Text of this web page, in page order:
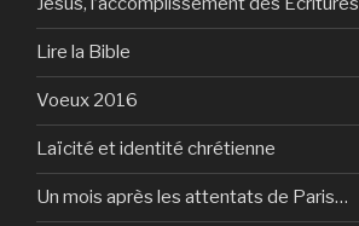
Lire la Bible
Voeux 2016
Laïcité et identité chrétienne
Un mois après les attentats de Paris…